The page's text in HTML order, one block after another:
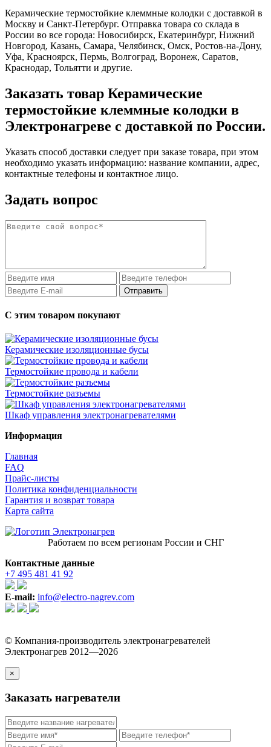
Керамические термостойкие клеммные колодки с доставкой в
Москву и Санкт-Петербург. Отправка товара со склада в
России во все города: Новосибирск, Екатеринбург, Нижний
Новгород, Казань, Самара, Челябинск, Омск, Ростов-на-Дону,
Уфа, Красноярск, Пермь, Волгоград, Воронеж, Саратов,
Краснодар, Тольятти и другие.
Заказать товар Керамические
термостойкие клеммные колодки в
Электронагреве с доставкой по России.
Указать способ доставки следует при заказе товара, при этом
необходимо указать информацию: название компании, адрес,
контактные телефоны и контактное лицо.
Задать вопрос
С этим товаром покупают
Керамические изоляционные бусы
Термостойкие провода и кабели
Термостойкие разъемы
Шкаф управления электронагревателями
Информация
Главная
FAQ
Прайс-листы
Политика конфиденциальности
Гарантия и возврат товара
Карта сайта
Работаем по всем регионам России и СНГ
Контактные данные
+7 495 481 41 92
E-mail: info@electro-nagrev.com
© Компания-производитель электронагревателей
Электронагрев 2012—2026
×
Заказать нагреватели